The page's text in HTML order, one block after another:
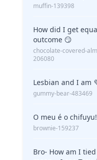
muffin-139398
How did I get
outcome 😏
chocolate-covered-
206080
Lesbian and I
gummy-bear-483469
O meu é o chifuyu!
brownie-159237
Bro- How am I